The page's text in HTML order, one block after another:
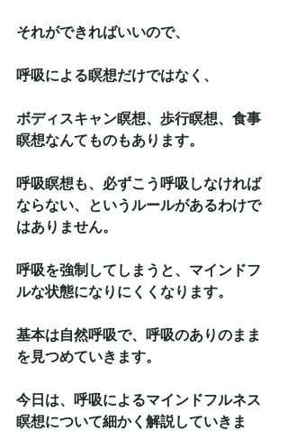
それができればいいので、
呼吸による瞑想だけではなく、
ボディスキャン瞑想、歩行瞑想、食事
瞑想なんてものもあります。
呼吸瞑想も、必ずこう呼吸しなければ
ならない、というルールがあるわけで
はありません。
呼吸を強制してしまうと、マインドフ
ルな状態になりにくくなります。
基本は自然呼吸で、呼吸のありのまま
を見つめていきます。
今日は、呼吸によるマインドフルネス
瞑想について細かく解説していきま